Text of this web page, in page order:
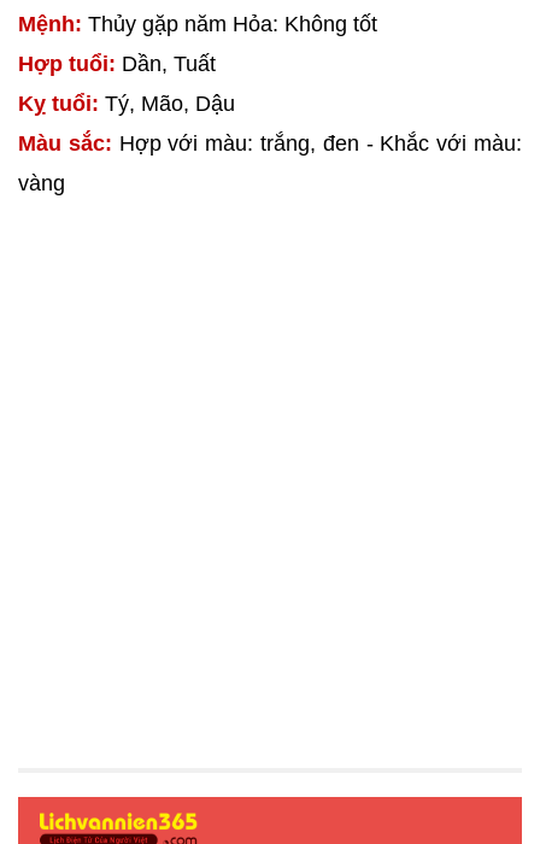
Mệnh: Thủy gặp năm Hỏa: Không tốt
Hợp tuổi: Dần, Tuất
Kỵ tuổi: Tý, Mão, Dậu
Màu sắc: Hợp với màu: trắng, đen - Khắc với màu:
vàng